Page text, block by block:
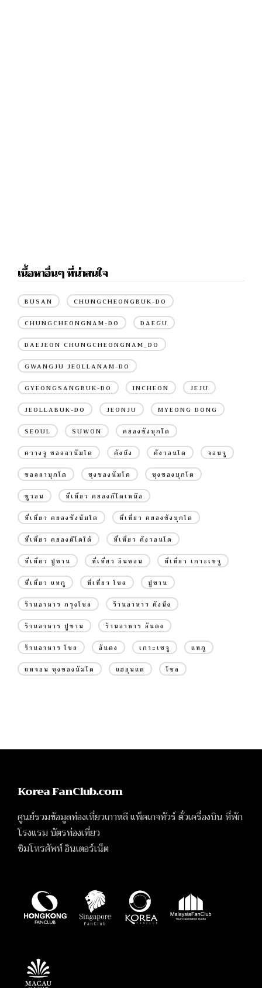
เนื้อหาอื่นๆ ที่น่าสนใจ
BUSAN CHUNGCHEONGBUK-DO
CHUNGCHEONGNAM-DO DAEGU
DAEJEON CHUNGCHEONGNAM_DO
GWANGJU JEOLLANAM-DO
GYEONGSANGBUK-DO INCHEON JEJU
JEOLLABUK-DO JEONJU MYEONG DONG
SEOUL SUWON คยองซังบุกโด
ควางจู ชอลลานัมโด คังนึง คังวอนโด จอนจู
ชอลลาบุกโด ชุงชองนัมโด ชุงชองบุกโด
ซูวอน ที่เที่ยว คยองกีโดเหนือ
ที่เที่ยว คยองซังนัมโด ที่เที่ยว คยองซังบุกโด
ที่เที่ยว คยองดีโดใต้ ที่เที่ยว คังวอนโด
ที่เที่ยว ปูซาน ที่เที่ยว อินชอน ที่เที่ยว เกาะเชจู
ที่เที่ยว แทกู ที่เที่ยว โซล ปูซาน
ร้านอาหาร กรุงโซล ร้านอาหาร คังนึง
ร้านอาหาร ปูซาน ร้านอาหาร อันดง
ร้านอาหาร โซล อันดง เกาะเชจู แทกู
แทจอน ชุงชองนัมโด แฮอุนแด โซล
Korea FanClub.com
ศูนย์รวมข้อมูลท่องเที่ยวเกาหลี แพ็คเกจทัวร์ ตั๋วเครื่องบิน ที่พัก
โรงแรม บัตรท่องเที่ยว
ซิมโทรศัพท์ อินเตอร์เน็ต